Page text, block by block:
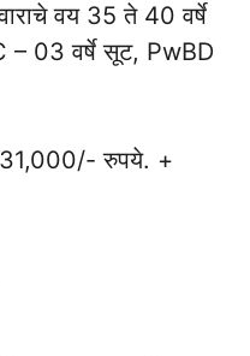
वय 35 ते 40 वर्षे
– 03 वर्षे सूट, PwBD
रुपये. +